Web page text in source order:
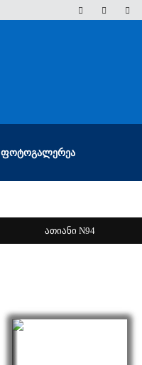
ᲤᲝᲢᲝᲒᲐᲚᲔᲠᲔᲐ
ათიანი N94